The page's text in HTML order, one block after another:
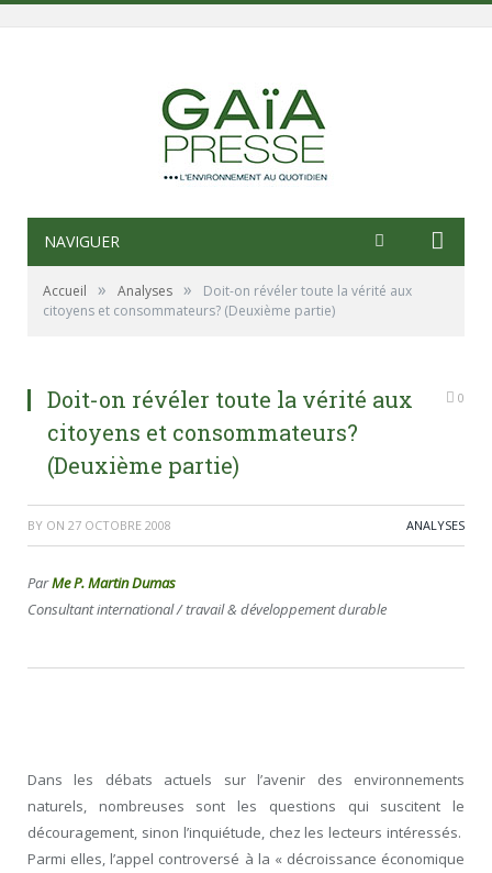
NAVIGUER
Accueil » Analyses »
Doit-on révéler toute la vérité aux
citoyens et consommateurs? (Deuxième partie)
Doit-on révéler toute la vérité aux
citoyens et consommateurs?
(Deuxième partie)
0
BY ON 27 OCTOBRE 2008 ANALYSES
ParMe P. Martin Dumas
Consultant international / travail & développement durable
Dans les débats actuels sur l’avenir des environnements
naturels, nombreuses sont les questions qui suscitent le
découragement, sinon l’inquiétude, chez les lecteurs intéressés.
Parmi elles, l’appel controversé à la « décroissance économique